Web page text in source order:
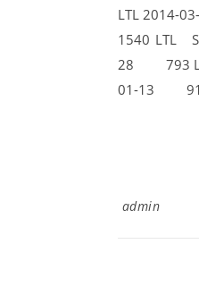
LTL 2014-
1540 LTL
28 793
01-13 914
admin